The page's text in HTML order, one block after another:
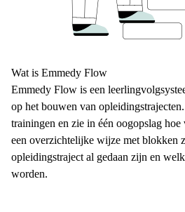
Wat is Emmedy Flow
Emmedy Flow is een
op het bouwen van
trainingen en zie in één oogopslag
een overzichtelijke wijze met blokken
opleidingstraject al gedaan zijn en
worden.